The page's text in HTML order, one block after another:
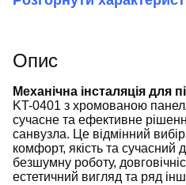
Опис
Механічна інсталяція для
KT-0401 з хромованою
сучасне та ефективне
санвузла. Це відмінний
комфорт, якість та сучасний
безшумну роботу,
естетичний вигляд та ряд